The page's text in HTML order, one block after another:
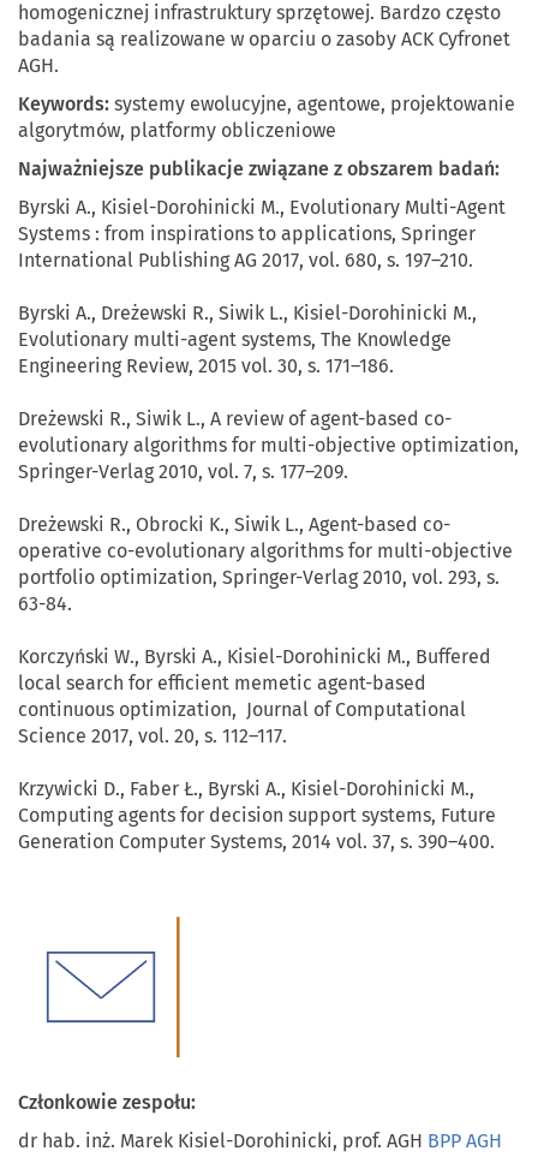
homogenicznej infrastruktury sprzętowej. Bardzo często
badania są realizowane w oparciu o zasoby ACK Cyfronet
AGH.
Keywords: systemy ewolucyjne, agentowe, projektowanie
algorytmów, platformy obliczeniowe
Najważniejsze publikacje związane z obszarem badań:
Byrski A., Kisiel-Dorohinicki M., Evolutionary Multi-Agent
Systems : from inspirations to applications, Springer
International Publishing AG 2017, vol. 680, s. 197–210.
Byrski A., Dreżewski R., Siwik L., Kisiel-Dorohinicki M.,
Evolutionary multi-agent systems, The Knowledge
Engineering Review, 2015 vol. 30, s. 171–186.
Dreżewski R., Siwik L., A review of agent-based co-
evolutionary algorithms for multi-objective optimization,
Springer-Verlag 2010, vol. 7, s. 177–209.
Dreżewski R., Obrocki K., Siwik L., Agent-based co-
operative co-evolutionary algorithms for multi-objective
portfolio optimization, Springer-Verlag 2010, vol. 293, s.
63-84.
Korczyński W., Byrski A., Kisiel-Dorohinicki M., Buffered
local search for efficient memetic agent-based
continuous optimization, Journal of Computational
Science 2017, vol. 20, s. 112–117.
Krzywicki D., Faber Ł., Byrski A., Kisiel-Dorohinicki M.,
Computing agents for decision support systems, Future
Generation Computer Systems, 2014 vol. 37, s. 390–400.
Członkowie zespołu:
dr hab. inż. Marek Kisiel-Dorohinicki, prof. AGH BPP AGH